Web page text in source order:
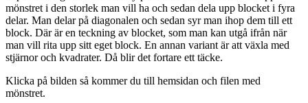
mönstret i den storlek man vill ha och sedan dela upp blocket i fyra
delar. Man delar på diagonalen och sedan syr man ihop dem till ett
block. Där är en teckning av blocket, som man kan utgå ifrån när
man vill rita upp sitt eget block. En annan variant är att växla med
stjärnor och kvadrater. Då blir det fortare ett täcke.
Klicka på bilden så kommer du till hemsidan och filen med
mönstret.